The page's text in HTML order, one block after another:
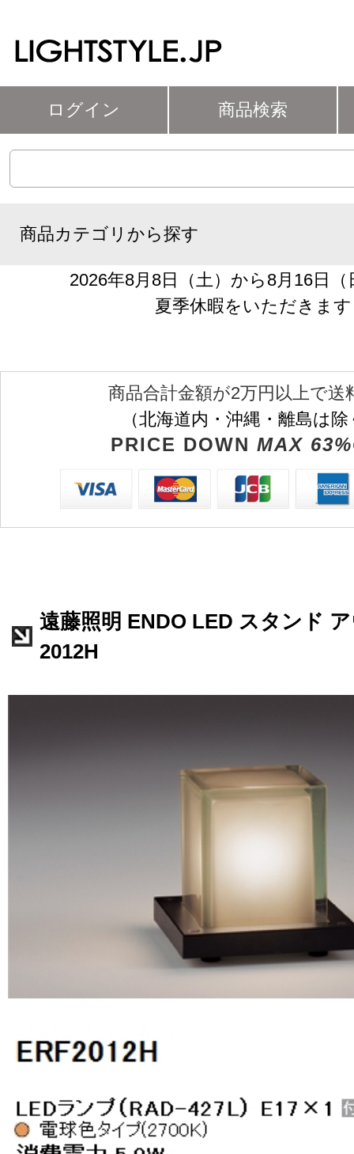
ログイン 商品検索
商品カテゴリから探す
2026年8月8日（土）から8月16日
夏季休暇をいただきます
商品合計金額が2万円以上で送
（北海道内・沖縄・離島は
PRICE DOWN MAX
遠藤照明 ENDO LED スタンド
2012H